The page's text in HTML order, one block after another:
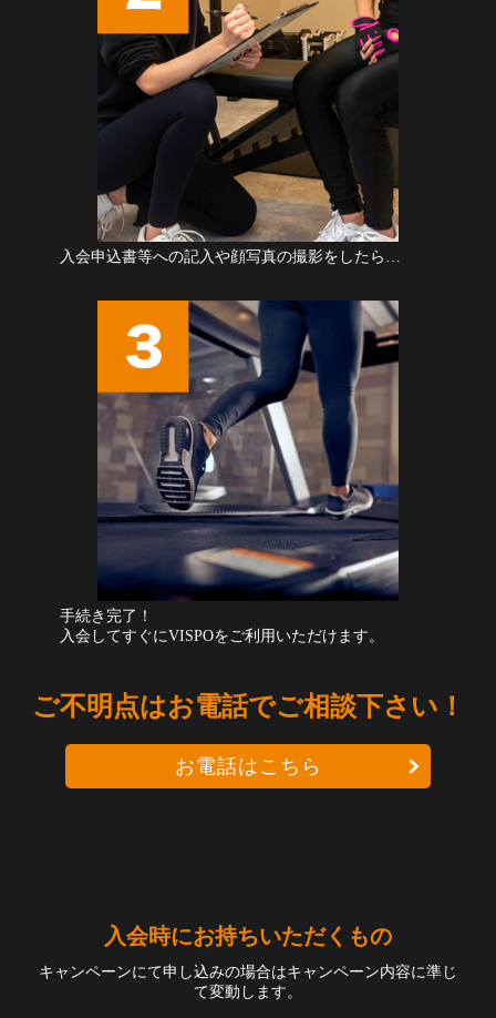
入会申込書等への記入や顔写真の撮影をしたら…
手続き完了！
入会してすぐにVISPOをご利用いただけます。
ご不明点はお電話でご相談下さい！
お電話はこちら
入会時にお持ちいただくもの
キャンペーンにて申し込みの場合はキャンペーン内容に準じ
て変動します。